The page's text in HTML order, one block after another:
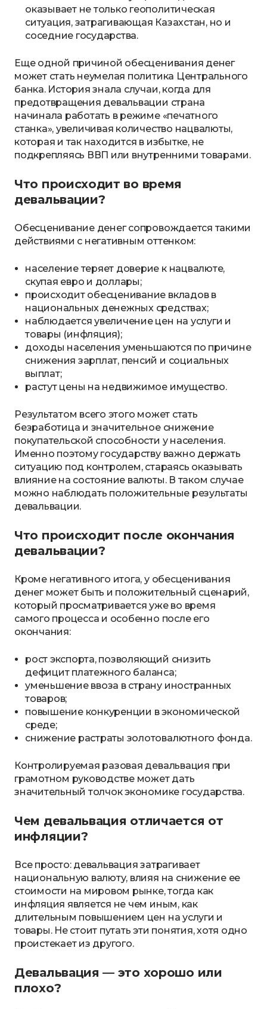
оказывает не только геополитическая
ситуация, затрагивающая Казахстан, но и
соседние государства.
Еще одной причиной обесценивания денег
может стать неумелая политика Центрального
банка. История знала случаи, когда для
предотвращения девальвации страна
начинала работать в режиме «печатного
станка», увеличивая количество нацвалюты,
которая и так находится в избытке, не
подкрепляясь ВВП или внутренними товарами.
Что происходит во время
девальвации?
Обесценивание денег сопровождается такими
действиями с негативным оттенком:
население теряет доверие к нацвалюте,
скупая евро и доллары;
происходит обесценивание вкладов в
национальных денежных средствах;
наблюдается увеличение цен на услуги и
товары (инфляция);
доходы населения уменьшаются по причине
снижения зарплат, пенсий и социальных
выплат;
растут цены на недвижимое имущество.
Результатом всего этого может стать
безработица и значительное снижение
покупательской способности у населения.
Именно поэтому государству важно держать
ситуацию под контролем, стараясь оказывать
влияние на состояние валюты. В таком случае
можно наблюдать положительные результаты
девальвации.
Что происходит после окончания
девальвации?
Кроме негативного итога, у обесценивания
денег может быть и положительный сценарий,
который просматривается уже во время
самого процесса и особенно после его
окончания:
рост экспорта, позволяющий снизить
дефицит платежного баланса;
уменьшение ввоза в страну иностранных
товаров;
повышение конкуренции в экономической
среде;
снижение растраты золотовалютного фонда.
Контролируемая разовая девальвация при
грамотном руководстве может дать
значительный толчок экономике государства.
Чем девальвация отличается от
инфляции?
Все просто: девальвация затрагивает
национальную валюту, влияя на снижение ее
стоимости на мировом рынке, тогда как
инфляция является не чем иным, как
длительным повышением цен на услуги и
товары. Не стоит путать эти понятия, хотя одно
проистекает из другого.
Девальвация — это хорошо или
плохо?